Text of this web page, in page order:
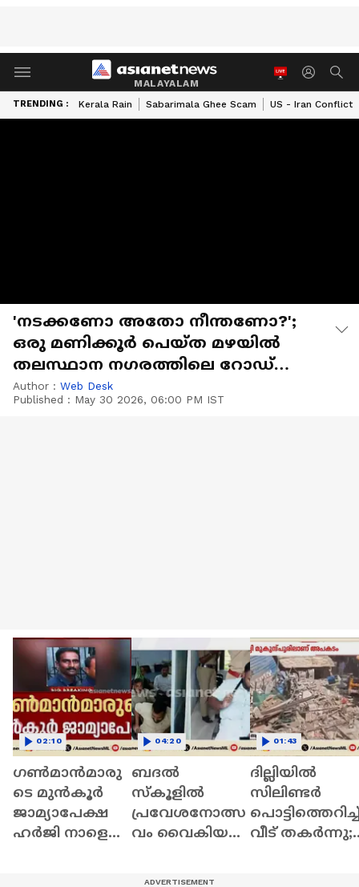
MALAYALAM
TRENDING : Kerala Rain Sabarimala Ghee Scam US - Iran Conflict
'നടക്കണോ അതോ നീന്തണോ?';
ഒരു മണിക്കൂര്‍ പെയ്ത മഴയിൽ
തലസ്ഥാന നഗരത്തിലെ റോഡ്
തോടായി
Author : Web Desk
Published : May 30 2026, 06:00 PM IST
ഗൺമാൻമാരു
ടെ മുൻ‌കൂർ
ജാമ്യാപേക്ഷ
ഹർജി നാളെ
02:10
ബദൽ
സ്‌കൂളിൽ
പ്രവേശനോത്സ
വം വൈകിയ
04:20
ദില്ലിയിൽ
സിലിണ്ടർ
വീട് തകർന്നു;
01:43